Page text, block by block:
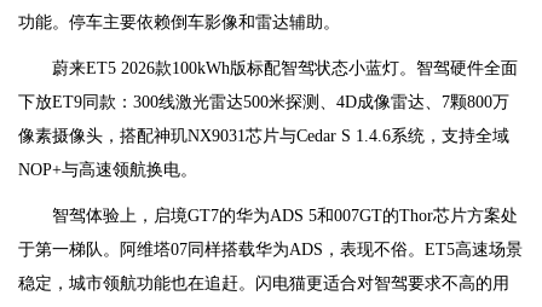
功能。停车主要依赖倒车影像和雷达辅助。
蔚来ET5 2026款100kWh版标配智驾状态小蓝灯。智驾硬件全面
下放ET9同款：300线激光雷达500米探测、4D成像雷达、7颗800万
像素摄像头，搭配神玑NX9031芯片与Cedar S 1.4.6系统，支持全域
NOP+与高速领航换电。
智驾体验上，启境GT7的华为ADS 5和007GT的Thor芯片方案处
于第一梯队。阿维塔07同样搭载华为ADS，表现不俗。ET5高速场景
稳定，城市领航功能也在追赶。闪电猫更适合对智驾要求不高的用